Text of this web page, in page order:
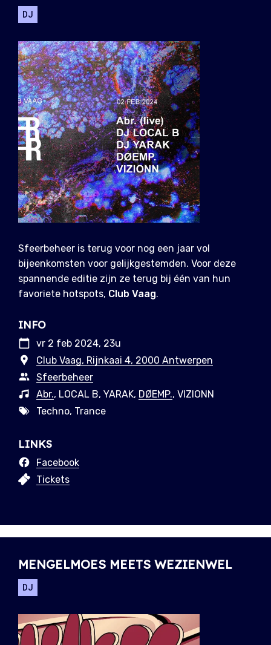
DJ
Sfeerbeheer is terug voor nog een jaar vol
bijeenkomsten voor gelijkgestemden. Voor deze
spannende editie zijn ze terug bij één van hun
favoriete hotspots, Club Vaag.
INFO
vr 2 feb 2024, 23u
Club Vaag, Rijnkaai 4, 2000 Antwerpen
Sfeerbeheer
Abr., LOCAL B, YARAK, DØEMP., VIZIONN
Techno, Trance
LINKS
Facebook
Tickets
MENGELMOES MEETS WEZIENWEL
DJ